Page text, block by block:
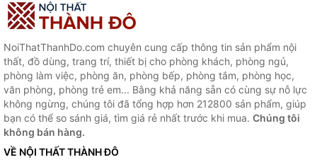
NoiThatThanhDo.com chuyên cung cấp thông tin sản phẩm nội
thất, đồ dùng, trang trí, thiết bị cho phòng khách, phòng ngủ,
phòng làm việc, phòng ăn, phòng bếp, phòng tắm, phòng học,
văn phòng, phòng trẻ em... Bằng khả năng sẵn có cùng sự nỗ lực
không ngừng, chúng tôi đã tổng hợp hơn 212800 sản phẩm, giúp
bạn có thể so sánh giá, tìm giá rẻ nhất trước khi mua. Chúng tôi
không bán hàng.
VỀ NỘI THẤT THÀNH ĐÔ